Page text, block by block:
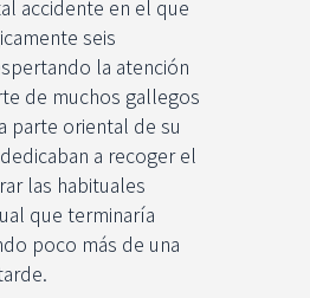
accidente en el que
seis
la atención
de muchos gallegos
parte oriental de su
a recoger el
las habituales
que terminaría
poco más de una